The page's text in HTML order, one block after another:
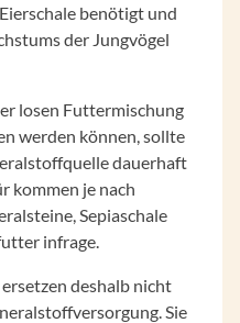
benötigt und
der Jungvögel
losen Futtermischung
werden können, sollte
dauerhaft
kommen je nach
Sepiaschale
infrage.
deshalb nicht
Sie